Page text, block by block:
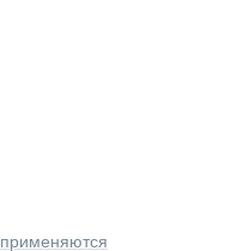
применяются